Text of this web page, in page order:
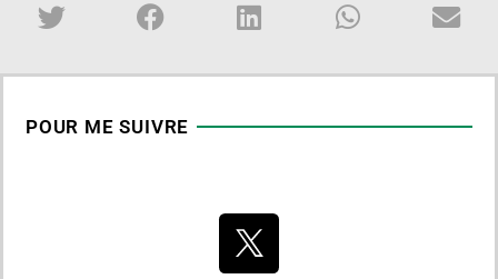
POUR ME SUIVRE